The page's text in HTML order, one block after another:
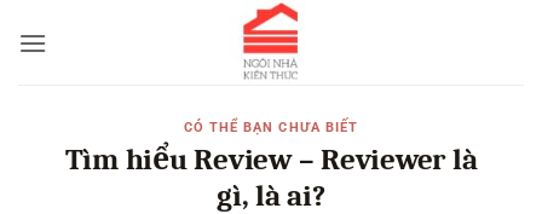
qua
CÓ THỂ BẠN CHƯA BIẾT
Tìm hiểu Review – Reviewer là
gì, là ai?